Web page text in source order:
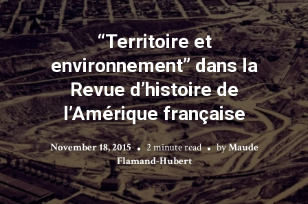
“Territoire et
environnement” dans la
Revue d’histoire de
l’Amérique française
November 18, 2015 2 minute read byMaude
Flamand-Hubert